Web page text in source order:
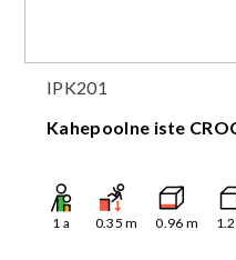
IPK201
Kahepoolne iste
1 a 0.35 m 0.96 m